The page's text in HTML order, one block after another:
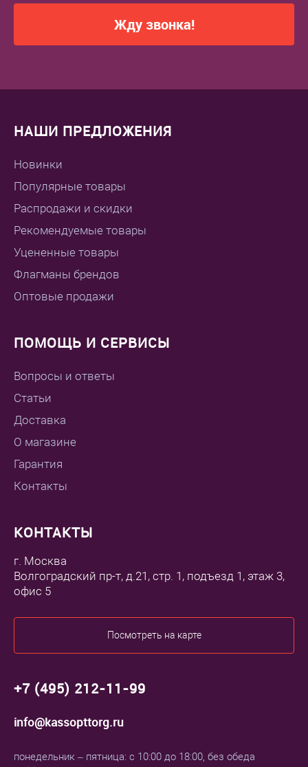
Жду звонка!
НАШИ ПРЕДЛОЖЕНИЯ
Новинки
Популярные товары
Распродажи и скидки
Рекомендуемые товары
Уцененные товары
Флагманы брендов
Оптовые продажи
ПОМОЩЬ И СЕРВИСЫ
Вопросы и ответы
Статьи
Доставка
О магазине
Гарантия
Контакты
КОНТАКТЫ
г. Москва
Волгоградский пр-т, д.21, стр. 1, подъезд 1, этаж 3,
офис 5
Посмотреть на карте
+7 (495) 212-11-99
info@kassopttorg.ru
понедельник – пятница: с 10:00 до 18:00, без обеда